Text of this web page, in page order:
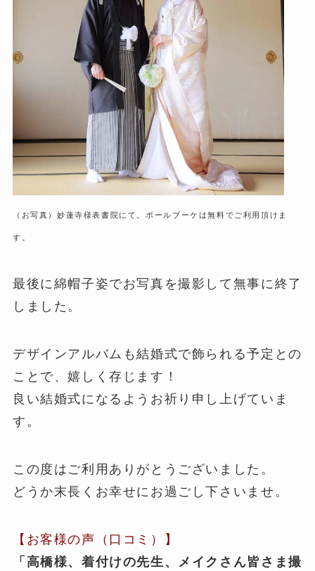
（お写真）妙蓮寺様表書院にて。ボールブーケは無料でご利用頂けま
す。
最後に綿帽子姿でお写真を撮影して無事に終了
しました。
デザインアルバムも結婚式で飾られる予定との
ことで、嬉しく存じます！
良い結婚式になるようお祈り申し上げていま
す。
この度はご利用ありがとうございました。
どうか末長くお幸せにお過ごし下さいませ。
【お客様の声（口コミ）】
「高橋様、着付けの先生、メイクさん皆さま撮